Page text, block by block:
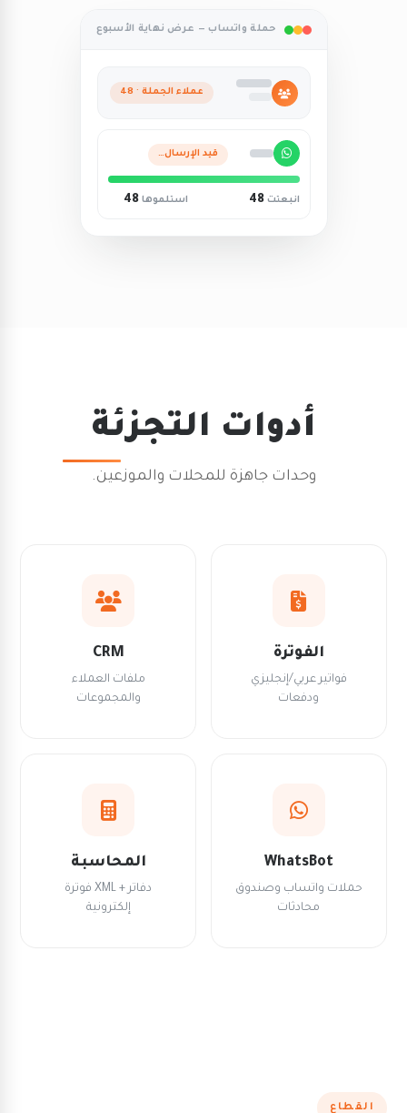
حملة واتساب — عرض نهاية الأسبوع
عملاء الجملة · 48
قيد الإرسال…
انبعتت48 استلموها48
أدوات التجزئة
وحدات جاهزة للمحلات والموزعين.
الفوترة
فواتير عربي/إنجليزي
ودفعات
CRM
ملفات العملاء
والمجموعات
WhatsBot
حملات واتساب وصندوق
محادثات
المحاسبة
دفاتر + XML فوترة
إلكترونية
القطاع